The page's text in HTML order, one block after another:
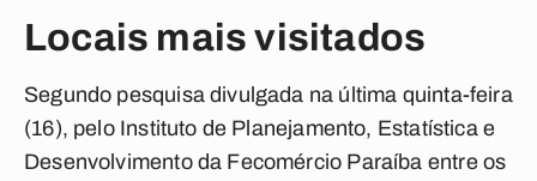
Locais mais visitados
Segundo pesquisa divulgada na última quinta-feira
(16), pelo Instituto de Planejamento, Estatística e
Desenvolvimento da Fecomércio Paraíba entre os